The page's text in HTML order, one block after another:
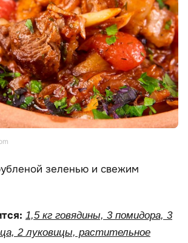
зеленью и свежим
1,5 кг говядины, 3 помидора, 3
2 луковицы, растительное